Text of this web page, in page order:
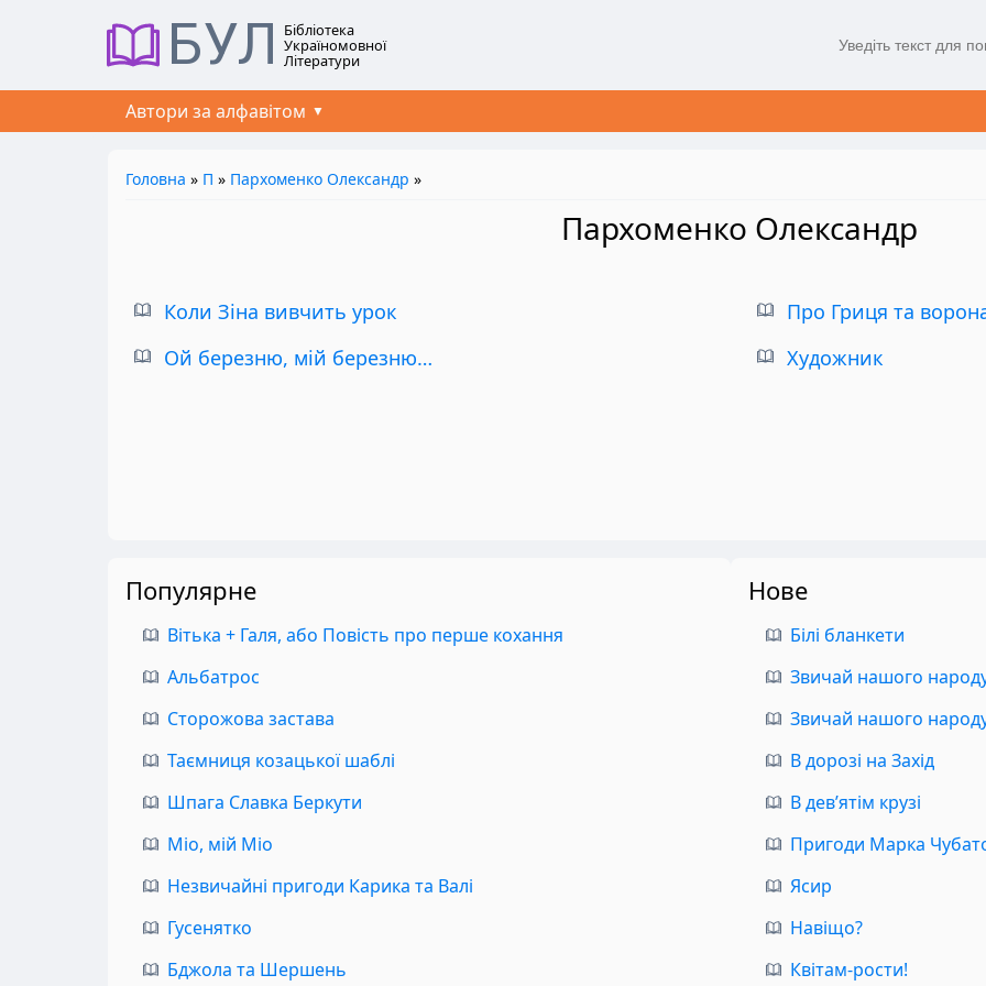
БУЛ Бібліотека
Україномовної
Літератури
Автори за алфавітом
Головна » П » Пархоменко Олександр »
Пархоменко Олександр
Коли Зіна вивчить урок
Ой березню, мій березню…
Про Гриця та
Художник
Популярне
Вітька + Галя, або Повість про перше кохання
Альбатрос
Сторожова застава
Таємниця козацької шаблі
Шпага Славка Беркути
Міо, мій Міо
Незвичайні пригоди Карика та Валі
Гусенятко
Бджола та Шершень
Нове
Білі бланкети
Звичай нашого
Звичай нашого
В дорозі на Захід
В дев’ятім крузі
Пригоди Марка
Ясир
Навіщо?
Квітам-рости!